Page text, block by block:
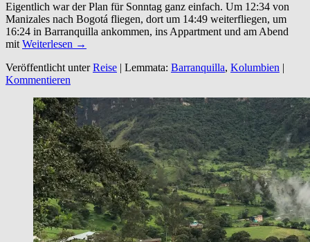
Eigentlich war der Plan für Sonntag ganz einfach. Um 12:34 von
Manizales nach Bogotá fliegen, dort um 14:49 weiterfliegen, um
16:24 in Barranquilla ankommen, ins Appartment und am Abend
mit Weiterlesen →
Veröffentlicht unterReise | Lemmata: Barranquilla, Kolumbien |
Kommentieren